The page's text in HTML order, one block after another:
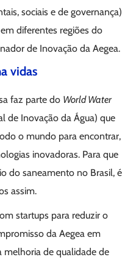
sociais e de governança)
diferentes regiões do
de Inovação da Aegea.
vidas
faz parte do World Water
de Inovação da Água) que
o mundo para encontrar,
inovadoras. Para que
do saneamento no Brasil, é
assim.
startups para reduzir o
da Aegea em
melhoria de qualidade de